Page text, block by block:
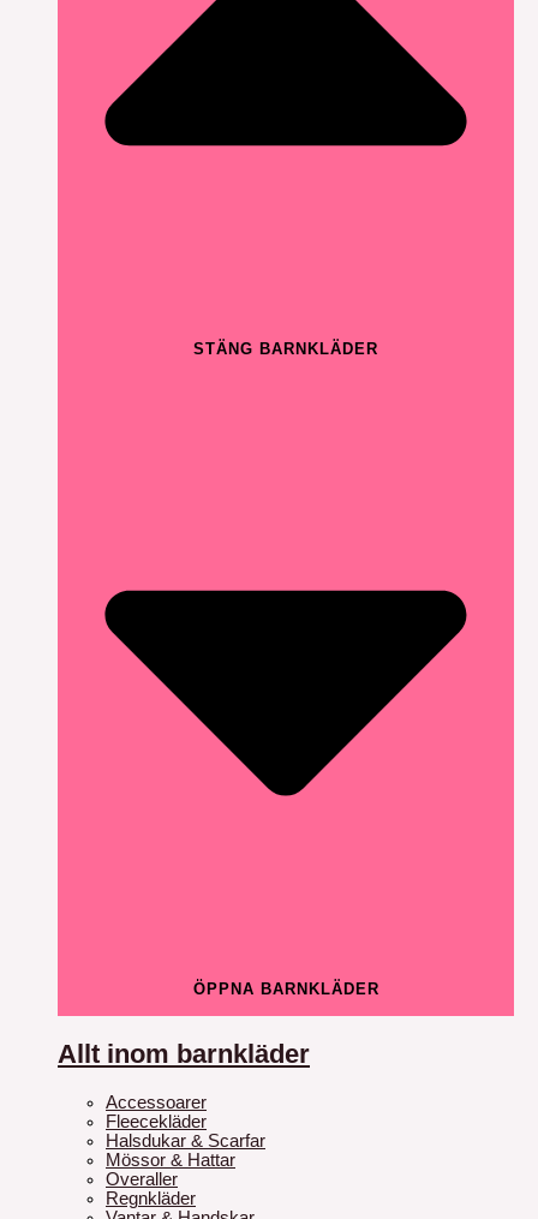
STÄNG BARNKLÄDER
ÖPPNA BARNKLÄDER
Allt inom barnkläder
Accessoarer
Fleecekläder
Halsdukar & Scarfar
Mössor & Hattar
Overaller
Regnkläder